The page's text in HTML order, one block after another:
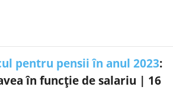
pentru pensii în anul 2023:
în funcție de salariu | 16